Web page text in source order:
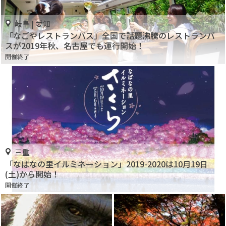
岐阜 | 愛知
「なごやレストランバス」全国で話題沸騰のレストランバ
スが2019年秋、名古屋でも運行開始！
開催終了
三重
「なばなの里イルミネーション」2019-2020は10月19日
(土)から開始！
開催終了